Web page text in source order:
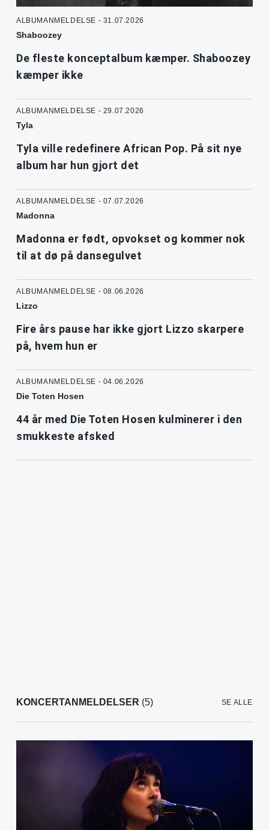
ALBUMANMELDELSE - 31.07.2026
Shaboozey
De fleste konceptalbum kæmper. Shaboozey
kæmper ikke
ALBUMANMELDELSE - 29.07.2026
Tyla
Tyla ville redefinere African Pop. På sit nye
album har hun gjort det
ALBUMANMELDELSE - 07.07.2026
Madonna
Madonna er født, opvokset og kommer nok
til at dø på dansegulvet
ALBUMANMELDELSE - 08.06.2026
Lizzo
Fire års pause har ikke gjort Lizzo skarpere
på, hvem hun er
ALBUMANMELDELSE - 04.06.2026
Die Toten Hosen
44 år med Die Toten Hosen kulminerer i den
smukkeste afsked
KONCERTANMELDELSER (5) SE ALLE